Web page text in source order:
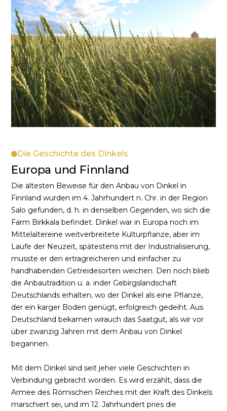
Die Geschichte des Dinkels
Europa und Finnland
Die ältesten Beweise für den Anbau von Dinkel in
Finnland wurden im 4. Jahrhundert n. Chr. in der Region
Salo gefunden, d. h. in denselben Gegenden, wo sich die
Farm Birkkala befindet. Dinkel war in Europa noch im
Mittelaltereine weitverbreitete Kulturpflanze, aber im
Laufe der Neuzeit, spätestens mit der Industrialisierung,
musste er den ertragreicheren und einfacher zu
handhabenden Getreidesorten weichen. Den noch blieb
die Anbautradition u. a. inder Gebirgslandschaft
Deutschlands erhalten, wo der Dinkel als eine Pflanze,
der ein karger Boden genügt, erfolgreich gedeiht. Aus
Deutschland bekamen wirauch das Saatgut, als wir vor
über zwanzig Jahren mit dem Anbau von Dinkel
begannen.
Mit dem Dinkel sind seit jeher viele Geschichten in
Verbindung gebracht worden. Es wird erzählt, dass die
Armee des Römischen Reiches mit der Kraft des Dinkels
marschiert sei, und im 12. Jahrhundert pries die